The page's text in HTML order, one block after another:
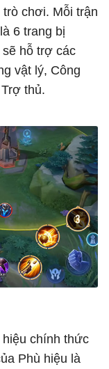
chơi. Mỗi trận
6 trang bị
sẽ hỗ trợ các
vật lý, Công
thủ.
chính thức
Phù hiệu là